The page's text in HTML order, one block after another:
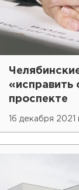
проспекте
16 декабря 2021